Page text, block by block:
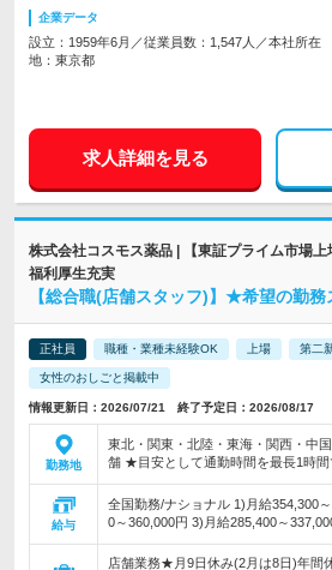
企業データ
設立：1959年6月／従業員数：1,547人／本社所在
地：東京都
求人詳細を見る
株式会社コスモス薬品 | 【東証プライム市場
福利厚生充実
【総合職(店舗スタッフ)】★希望の勤務
正社員 職種・業種未経験OK 上場 第二
女性のおしごと掲載中
情報更新日：2026/07/21 終了予定日：2026/08/17
勤務地
東北・関東・北陸・東海・関西・中
舗 ★目安として通勤時間を最長1時間
給与
全国勤務/ナショナル 1)月給354,300
0～360,000円 3)月給285,400～
店舗業務★月9日休み(2月は8日)年間